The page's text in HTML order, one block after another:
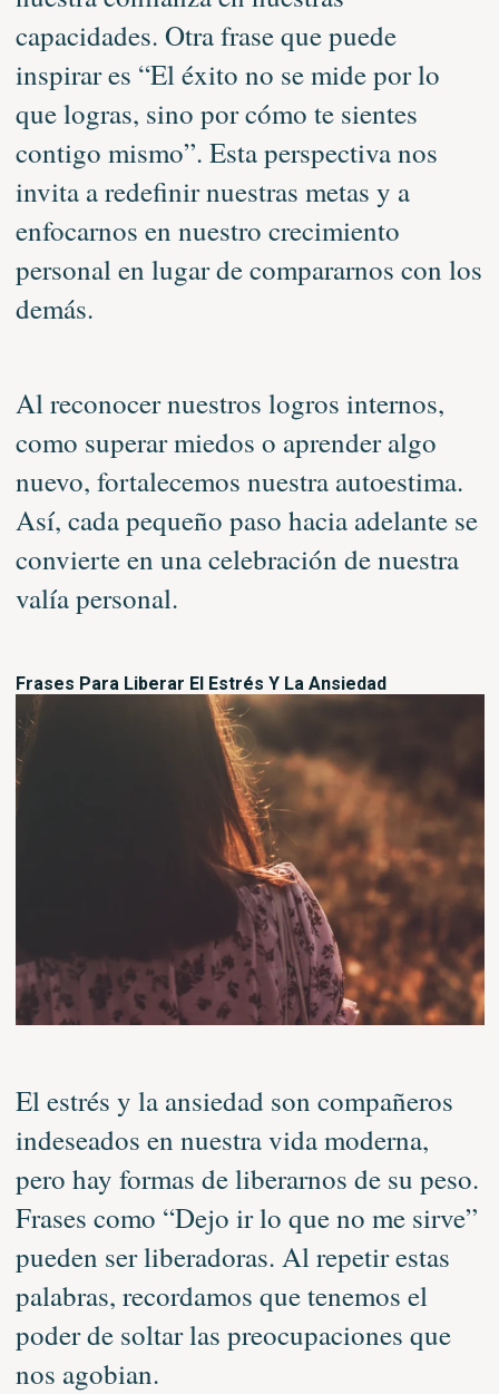
capacidades. Otra frase que puede
inspirar es “El éxito no se mide por lo
que logras, sino por cómo te sientes
contigo mismo”. Esta perspectiva nos
invita a redefinir nuestras metas y a
enfocarnos en nuestro crecimiento
personal en lugar de compararnos con los
demás.
Al reconocer nuestros logros internos,
como superar miedos o aprender algo
nuevo, fortalecemos nuestra autoestima.
Así, cada pequeño paso hacia adelante se
convierte en una celebración de nuestra
valía personal.
Frases Para Liberar El Estrés Y La Ansiedad
El estrés y la ansiedad son compañeros
indeseados en nuestra vida moderna,
pero hay formas de liberarnos de su peso.
Frases como “Dejo ir lo que no me sirve”
pueden ser liberadoras. Al repetir estas
palabras, recordamos que tenemos el
poder de soltar las preocupaciones que
nos agobian.